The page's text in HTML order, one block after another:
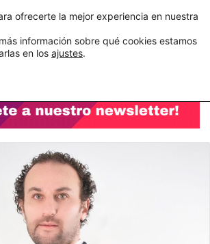
C&A México completa la implementación de su WMS en la nube
ofrecerte la mejor experiencia en nuestra
información sobre qué cookies estamos
en los ajustes.